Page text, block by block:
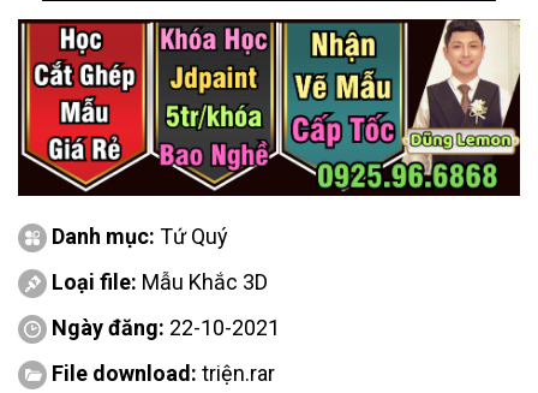
Danh mục: Tứ Quý
Loại file: Mẫu Khắc 3D
Ngày đăng: 22-10-2021
File download: triện.rar